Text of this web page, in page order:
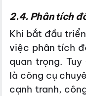
2.4. Phân tích
Khi bắt đầu
việc phân tích
quan trọng. Tuy
là công cụ
cạnh tranh,